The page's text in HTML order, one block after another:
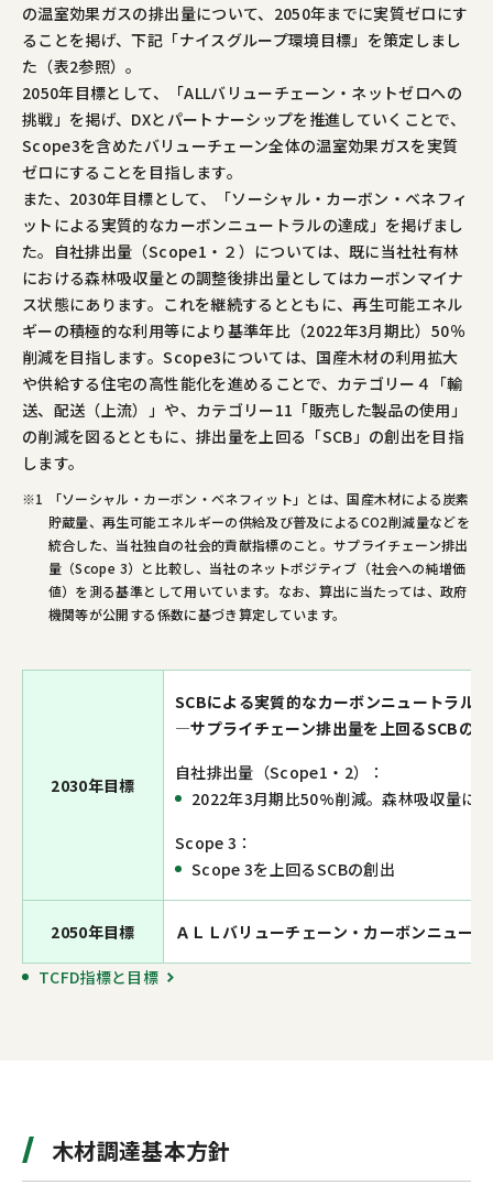
の温室効果ガスの排出量について、2050年までに実質ゼロにす
ることを掲げ、下記「ナイスグループ環境目標」を策定しまし
た（表2参照）。
2050年目標として、「ALLバリューチェーン・ネットゼロへの
挑戦」を掲げ、DXとパートナーシップを推進していくことで、
Scope3を含めたバリューチェーン全体の温室効果ガスを実質
ゼロにすることを目指します。
また、2030年目標として、「ソーシャル・カーボン・ベネフィ
ットによる実質的なカーボンニュートラルの達成」を掲げまし
た。自社排出量（Scope1・２）については、既に当社社有林
における森林吸収量との調整後排出量としてはカーボンマイナ
ス状態にあります。これを継続するとともに、再生可能エネル
ギーの積極的な利用等により基準年比（2022年3月期比）50％
削減を目指します。Scope3については、国産木材の利用拡大
や供給する住宅の高性能化を進めることで、カテゴリー４「輸
送、配送（上流）」や、カテゴリー11「販売した製品の使用」
の削減を図るとともに、排出量を上回る「SCB」の創出を目指
します。
※1
「ソーシャル・カーボン・ベネフィット」とは、国産木材による炭素
貯蔵量、再生可能エネルギーの供給及び普及によるCO2削減量などを
統合した、当社独自の社会的貢献指標のこと。サプライチェーン排出
量（Scope 3）と比較し、当社のネットポジティブ（社会への純増価
値）を測る基準として用いています。なお、算出に当たっては、政府
機関等が公開する係数に基づき算定しています。
2030年目標
SCBによる実質的なカーボンニュートラル
―サプライチェーン排出量を上回るSCBの
自社排出量（Scope1・2）：
2022年3月期比50%削減。森林吸収量に
Scope 3：
Scope 3を上回るSCBの創出
2050年目標 ＡＬＬバリューチェーン・カーボンニュー
TCFD指標と目標
木材調達基本方針